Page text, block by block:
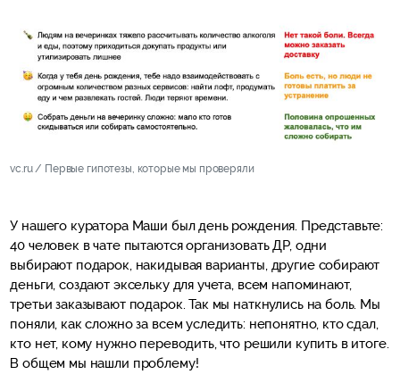
vc.ru / Первые гипотезы, которые мы проверяли
У нашего куратора Маши был день рождения. Представьте:
40 человек в чате пытаются организовать ДР, одни
выбирают подарок, накидывая варианты, другие собирают
деньги, создают эксельку для учета, всем напоминают,
третьи заказывают подарок. Так мы наткнулись на боль. Мы
поняли, как сложно за всем уследить: непонятно, кто сдал,
кто нет, кому нужно переводить, что решили купить в итоге.
В общем мы нашли проблему!